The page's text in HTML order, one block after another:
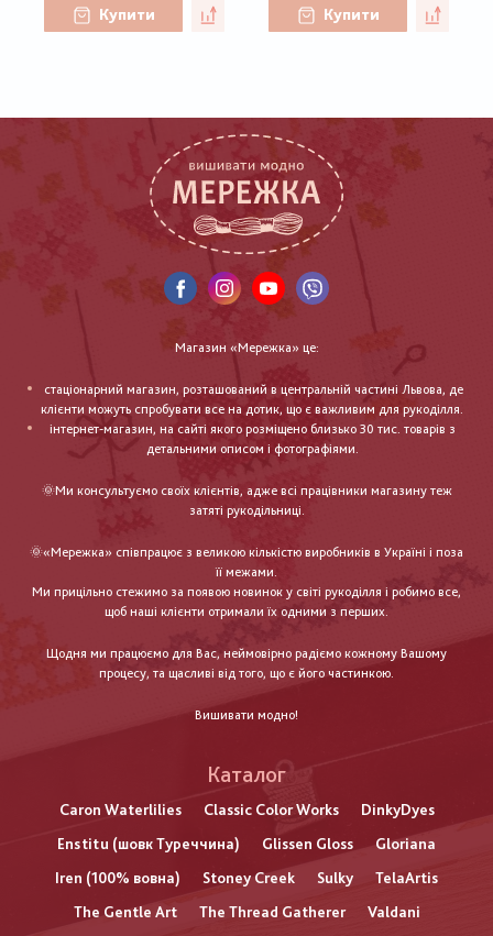
Купити Купити
Магазин «Мережка» це:
стаціонарний магазин, розташований в центральній частині Львова, де
клієнти можуть спробувати все на дотик, що є важливим для рукоділля.
інтернет-магазин, на сайті якого розміщено близько 30 тис. товарів з
детальними описом і фотографіями.
🌞Ми консультуємо своїх клієнтів, адже всі працівники магазину теж
затяті рукодільниці.
🌞«Мережка» співпрацює з великою кількістю виробників в Україні і поза
її межами.
Ми прицільно стежимо за появою новинок у світі рукоділля і робимо все,
щоб наші клієнти отримали їх одними з перших.
Щодня ми працюємо для Вас, неймовірно радіємо кожному Вашому
процесу, та щасливі від того, що є його частинкою.
Вишивати модно!
Каталог
Caron Waterlilies Classic Color Works
DinkyDyes
Enstitu (шовк Туреччина)
Glissen Gloss
Gloriana
Iren (100% вовна)
Stoney Creek Sulky
TelaArtis
The Gentle Art
The Thread Gatherer
Valdani